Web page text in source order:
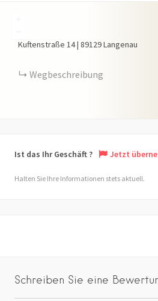
Kuftenstraße 14| 89129Langenau
Wegbeschreibung
Ist das Ihr Geschäft ? Jetzt
Halten Sie Ihre Informationen stets aktuell.
Schreiben Sie eine